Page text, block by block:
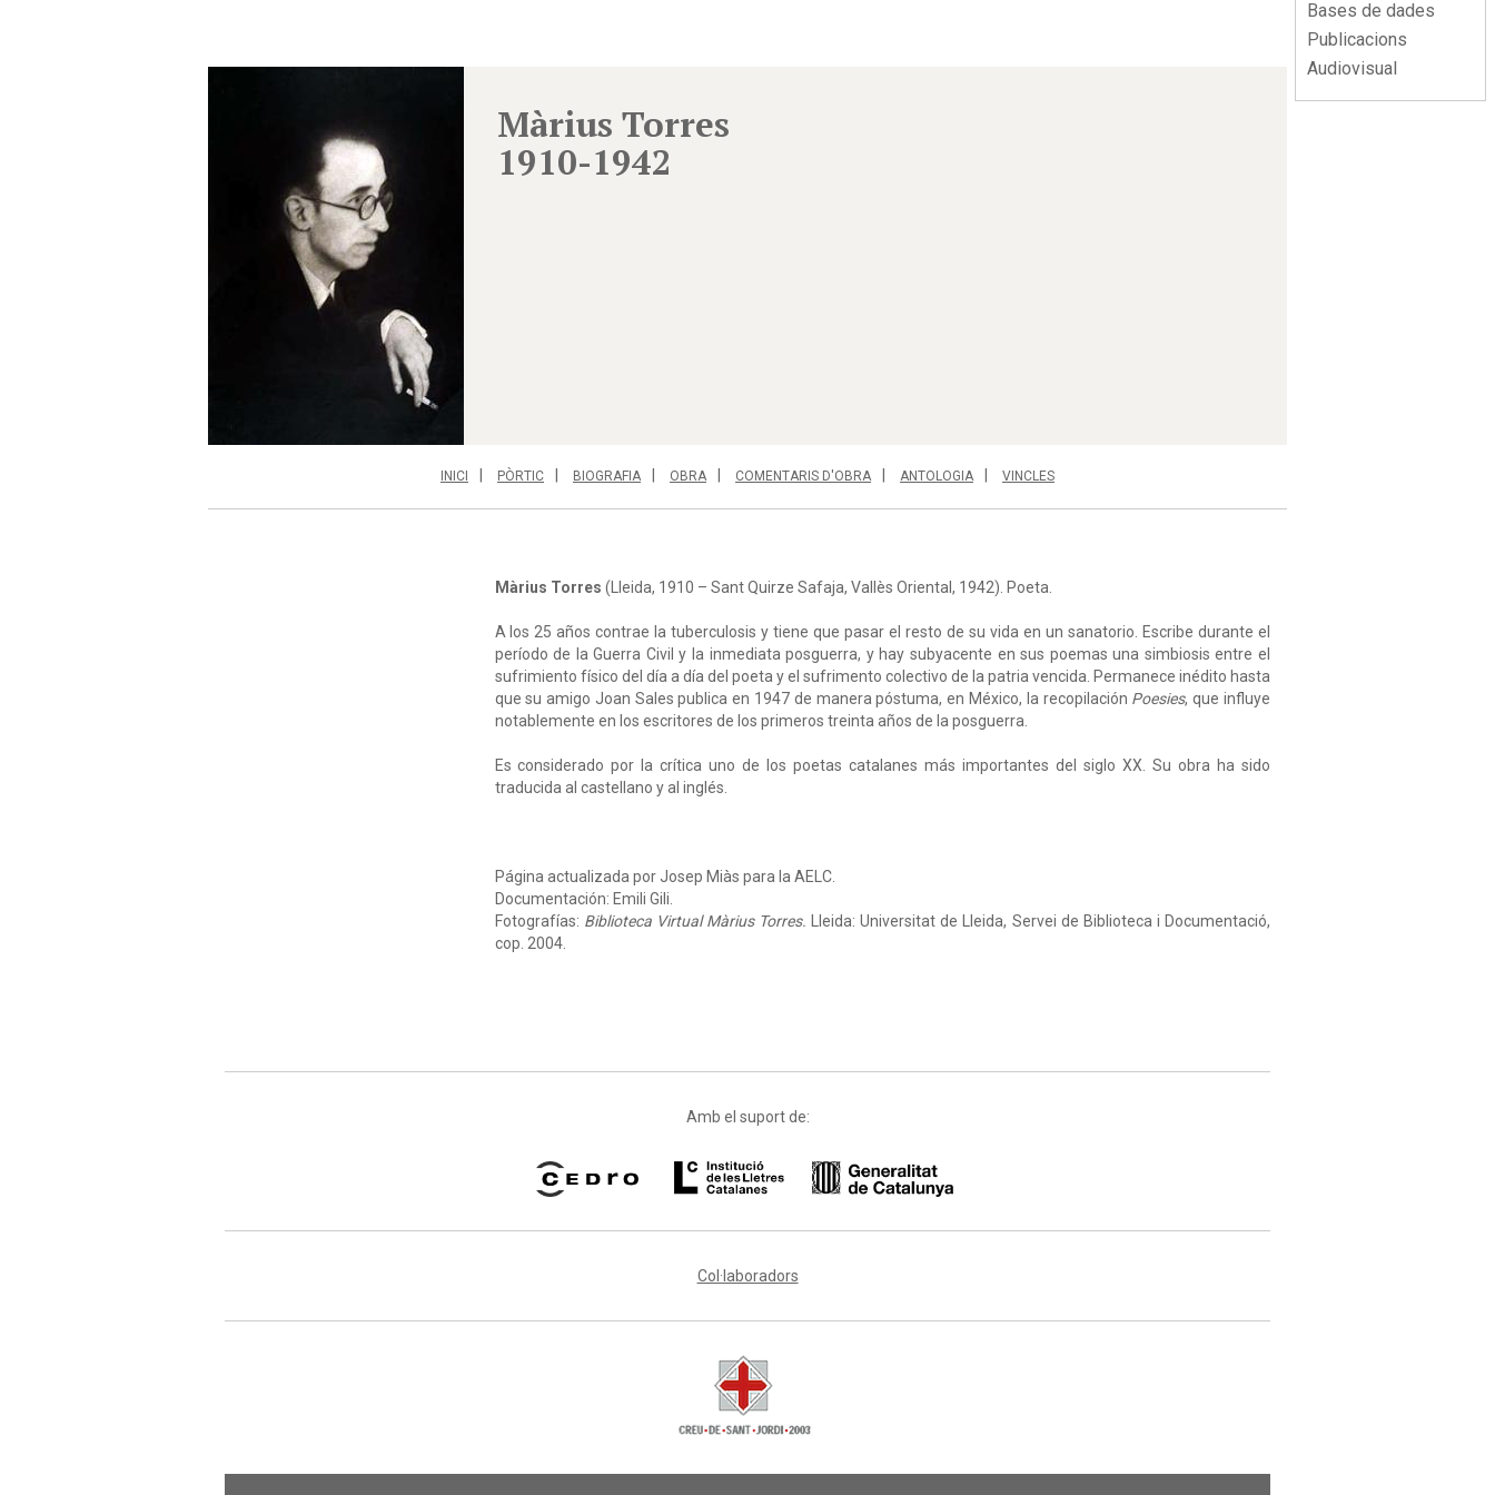
Bases de dades
Publicacions
Audiovisual
Màrius Torres
1910-1942
INICI PÒRTIC BIOGRAFIA OBRA COMENTARIS D'OBRA ANTOLOGIA VINCLES
Màrius Torres (Lleida, 1910 – Sant Quirze Safaja, Vallès Oriental, 1942). Poeta.
A los 25 años contrae la tuberculosis y tiene que pasar el resto de su vida en un sanatorio. Escribe durante el
período de la Guerra Civil y la inmediata posguerra, y hay subyacente en sus poemas una simbiosis entre el
sufrimiento físico del día a día del poeta y el sufrimento colectivo de la patria vencida. Permanece inédito hasta
que su amigo Joan Sales publica en 1947 de manera póstuma, en México, la recopilación Poesies, que influye
notablemente en los escritores de los primeros treinta años de la posguerra.
Es considerado por la crítica uno de los poetas catalanes más importantes del siglo XX. Su obra ha sido
traducida al castellano y al inglés.
Página actualizada por Josep Miàs para la AELC.
Documentación: Emili Gili.
Fotografías: Biblioteca Virtual Màrius Torres. Lleida: Universitat de Lleida, Servei de Biblioteca i Documentació,
cop. 2004.
Amb el suport de:
Col·laboradors